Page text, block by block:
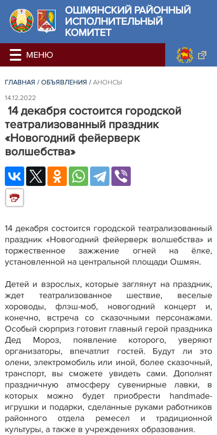
ОШМЯНСКИЙ РАЙОННЫЙ
ИСПОЛНИТЕЛЬНЫЙ
КОМИТЕТ
ГЛАВНАЯ / ОБЪЯВЛЕНИЯ / АНОНСЫ
14.12.2022
14 декабря состоится городской
театрализованный праздник
«Новогодний фейерверк
волшебства»
14 декабря состоится городской театрализованный
праздник «Новогодний фейерверк волшебства» и
торжественное зажжение огней на ёлке,
установленной на центральной площади Ошмян.
Детей и взрослых, которые заглянут на праздник,
ждет театрализованное шествие, веселые
хороводы, флэш-моб, новогодний концерт и,
конечно, встреча со сказочными персонажами.
Особый сюрприз готовит главный герой праздника
Дед Мороз, появление которого, уверяют
организаторы, впечатлит гостей. Будут ли это
олени, электромобиль или иной, более сказочный,
транспорт, вы сможете увидеть сами. Дополнят
праздничную атмосферу сувенирные лавки, в
которых можно будет приобрести handmade-
игрушки и подарки, сделанные руками работников
районного отдела ремесел и традиционной
культуры, а также в учреждениях образования.